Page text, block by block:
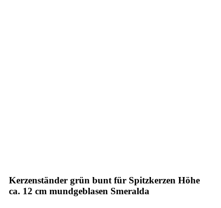
Kerzenständer grün bunt für Spitzkerzen Höhe
ca. 12 cm mundgeblasen Smeralda